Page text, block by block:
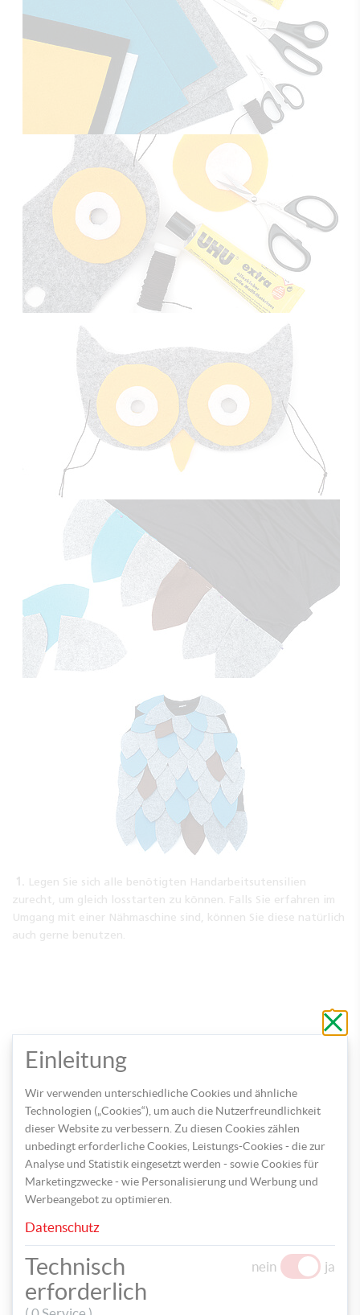
1.
Legen Sie sich alle benötigten Handarbeitsutensilien
zurecht, um gleich losstarten zu können. Falls Sie erfahren im
Umgang mit einer Nähmaschine sind, können Sie diese natürlich
auch gerne benutzen.
Filz die Form eines Eulengesichts aus. Die Augen werden aus
kleine und zwei große Kreise ausschneiden. Anschließend
schneiden Sie in jeden der Stoffe gleich große, runde Löcher
aus und kleben die Stoffe übereinander.
damit diese später an den Ohren befestigt werden kann. Zum
Schluss kleben Sie noch ein kleines Filzdreieck als Schnabel auf
die Maske.
ohne
zu
Einleitung
Wir verwenden unterschiedliche Cookies und ähnliche
Technologien („Cookies“), um auch die Nutzerfreundlichkeit
dieser Website zu verbessern. Zu diesen Cookies zählen
unbedingt erforderliche Cookies, Leistungs-Cookies - die zur
Analyse und Statistik eingesetzt werden - sowie Cookies für
Marketingzwecke - wie Personalisierung und Werbung und
Werbeangebot zu optimieren.
Datenschutz
Technisch
erforderlich
nein ja